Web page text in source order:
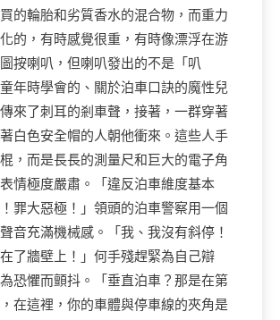
的輪胎和劣質香水的混合物，而重力
的，有時感覺很重，有時像漂浮在游
按喇叭，但喇叭發出的不是「叭
年時學會的、關於泊車口訣的魔性兒
來了刺耳的剎車聲，接著，一群穿著
白色安全帽的人朝他衝來。這些人手
，而是長長的測量尺和巨大的電子角
情極度嚴肅。「違反泊車維度基本
罪大惡極！」領頭的泊車警察用一個
音充滿機械感。「我、我沒有斜停！
了牆壁上！」何手殘趕緊為自己辯
恐懼而顫抖。「垂直泊車？那是在第
在這裡，你的車體與停車線的夾角是